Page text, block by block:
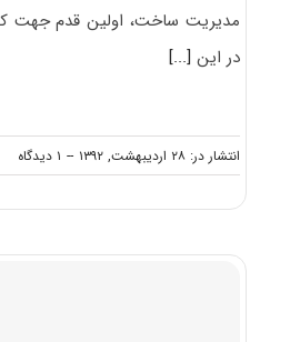
مدیریت ساخت، اولین قدم جهت
در این[...]
انتشار در: ۲۸ اردیبهشت, ۱۳۹۲ -- ۱ دیدگاه
on